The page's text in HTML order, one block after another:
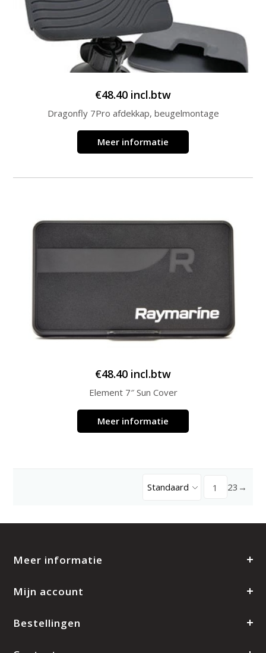
€48.40 incl.btw
Dragonfly 7Pro afdekkap, beugelmontage
Meer informatie
€48.40 incl.btw
Element 7″ Sun Cover
Meer informatie
Standaard 1 23 →
Meer informatie
Mijn account
Bestellingen